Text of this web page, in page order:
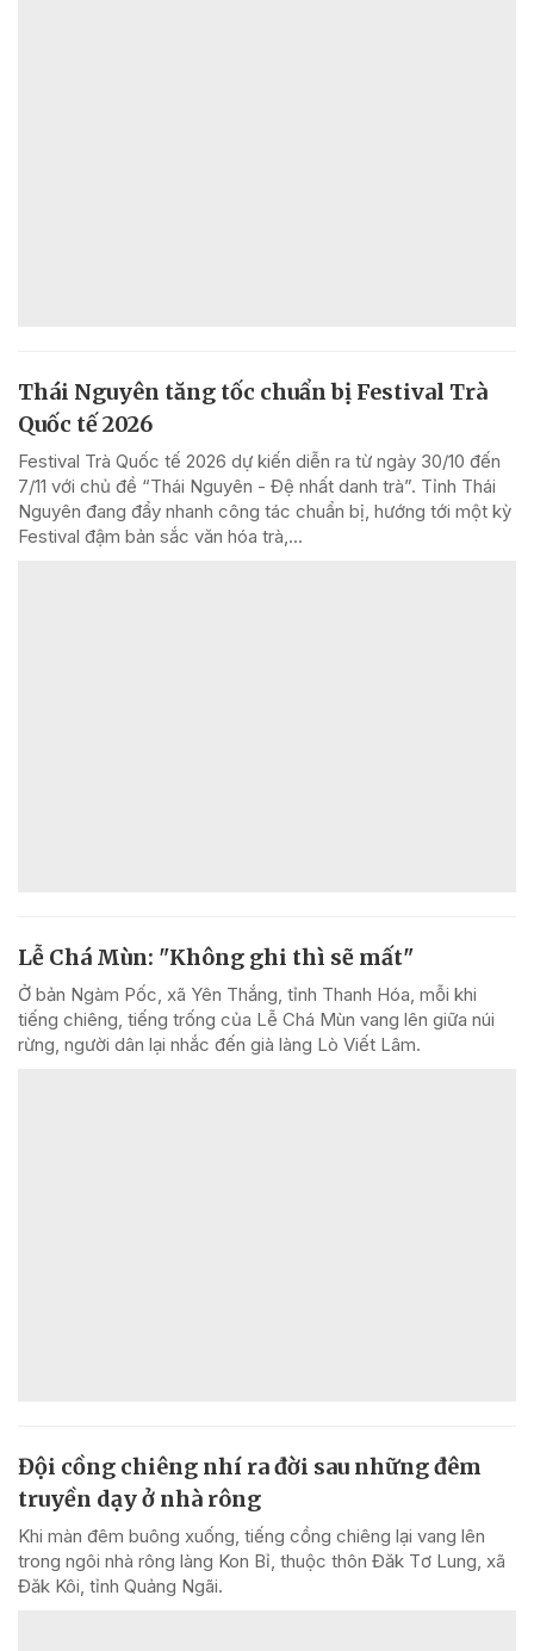
Thái Nguyên tăng tốc chuẩn bị Festival Trà
Quốc tế 2026
Festival Trà Quốc tế 2026 dự kiến diễn ra từ ngày 30/10 đến
7/11 với chủ đề “Thái Nguyên - Đệ nhất danh trà”. Tỉnh Thái
Nguyên đang đẩy nhanh công tác chuẩn bị, hướng tới một kỳ
Festival đậm bản sắc văn hóa trà,...
Lễ Chá Mùn: "Không ghi thì sẽ mất"
Ở bản Ngàm Pốc, xã Yên Thắng, tỉnh Thanh Hóa, mỗi khi
tiếng chiêng, tiếng trống của Lễ Chá Mùn vang lên giữa núi
rừng, người dân lại nhắc đến già làng Lò Viết Lâm.
Đội cồng chiêng nhí ra đời sau những đêm
truyền dạy ở nhà rông
Khi màn đêm buông xuống, tiếng cồng chiêng lại vang lên
trong ngôi nhà rông làng Kon Bỉ, thuộc thôn Đăk Tơ Lung, xã
Đăk Kôi, tỉnh Quảng Ngãi.